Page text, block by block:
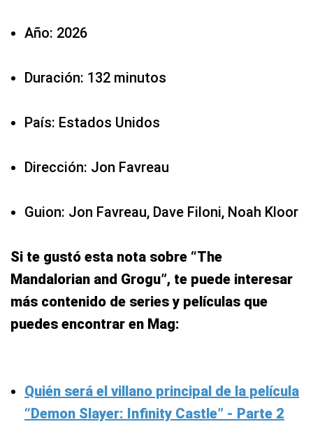
Año: 2026
Duración: 132 minutos
País: Estados Unidos
Dirección: Jon Favreau
Guion: Jon Favreau, Dave Filoni, Noah Kloor
Si te gustó esta nota sobre “The
Mandalorian and Grogu”, te puede interesar
más contenido de series y películas que
puedes encontrar en Mag:
Quién será el villano principal de la película
“Demon Slayer: Infinity Castle” - Parte 2